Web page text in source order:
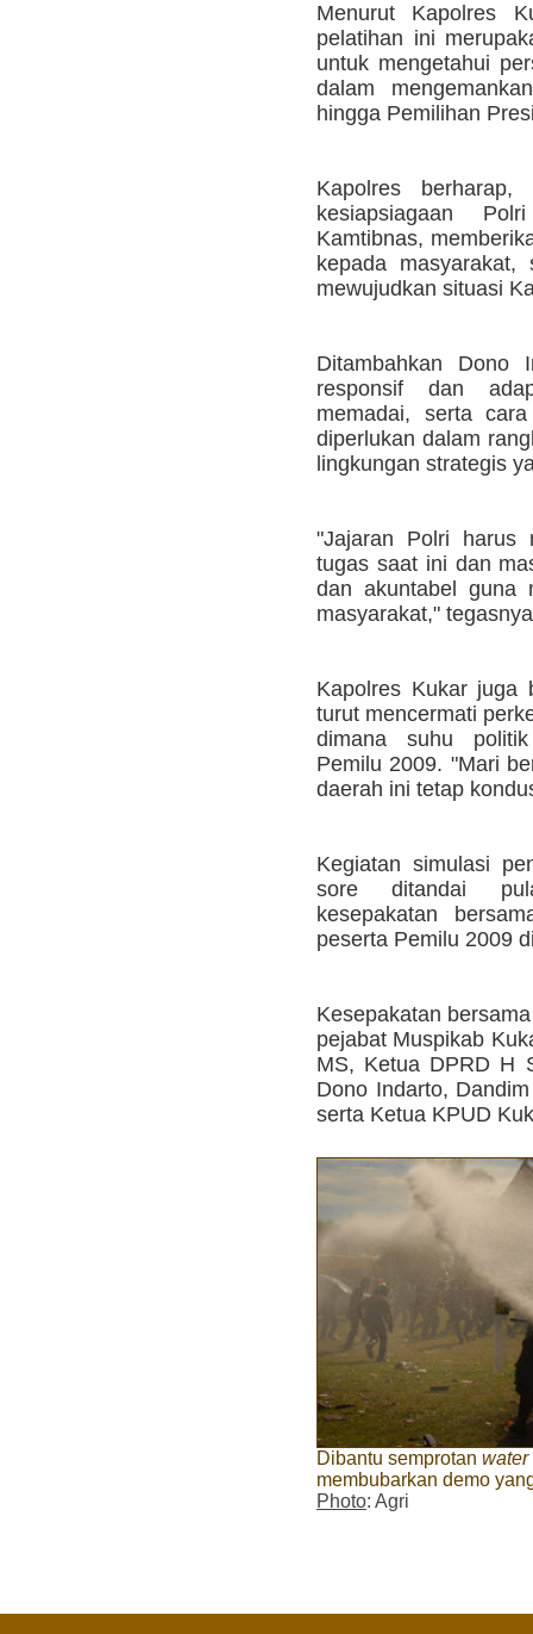
Menurut Kapolres
pelatihan ini
untuk mengetahui
dalam
hingga Pemilihan
Kapolres
kesiapsiagaan
Kamtibnas,
kepada
mewujudkan situasi
Ditambahkan Dono
responsif dan
memadai, serta
diperlukan dalam
lingkungan strategis
"Jajaran Polri harus
tugas saat ini dan
dan akuntabel guna
masyarakat,"
Kapolres Kukar juga
turut mencermati
dimana suhu
Pemilu 2009. "Mari
daerah ini tetap
Kegiatan simulasi
sore ditandai
kesepakatan
peserta Pemilu 2009
Kesepakatan
pejabat Muspikab
MS, Ketua DPRD H
Dono Indarto,
serta Ketua KPUD
Dibantu semprotan water
membubarkan demo
Photo: Agri